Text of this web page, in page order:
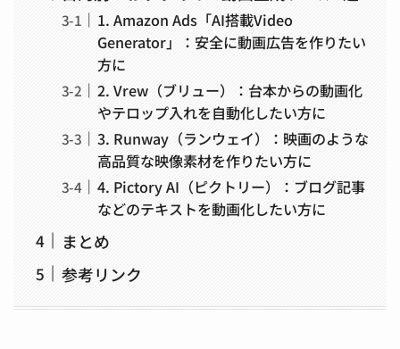
1. Amazon Ads「AI搭載Video
Generator」：安全に動画広告を作りたい
方に
2. Vrew（ブリュー）：台本からの動画化
やテロップ入れを自動化したい方に
3. Runway（ランウェイ）：映画のような
高品質な映像素材を作りたい方に
4. Pictory AI（ピクトリー）：ブログ記事
などのテキストを動画化したい方に
まとめ
参考リンク